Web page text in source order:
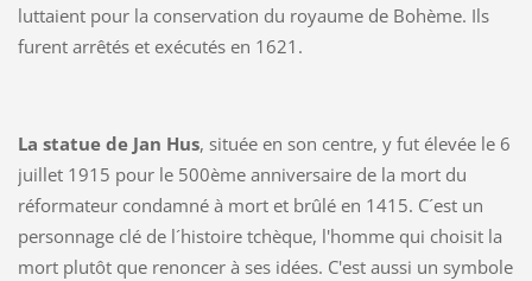
luttaient pour la conservation du royaume de Bohème. Ils
furent arrêtés et exécutés en 1621.
La statue de Jan Hus, située en son centre, y fut élevée le 6
juillet 1915 pour le 500ème anniversaire de la mort du
réformateur condamné à mort et brûlé en 1415. C´est un
personnage clé de l´histoire tchèque, l'homme qui choisit la
mort plutôt que renoncer à ses idées. C'est aussi un symbole